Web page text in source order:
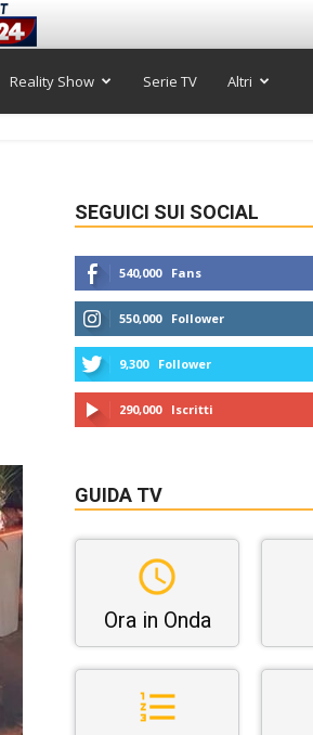
Reality Show Serie TV Altri
SEGUICI SUI SOCIAL
540,000 Fans
550,000 Follower
9,300 Follower
290,000 Iscritti
GUIDA TV
Ora in Onda